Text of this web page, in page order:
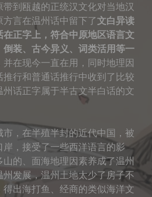
带到瓯越的正统汉文化对当地汉
言在温州话中留下了文白异读
在正字上，符合中原地区语言文
装、古今异义、词类活用等一
并在现今一直在用，同时地理因
行和普通话推行中收到了比较
话正字属于半古文半白话的文
，在半殖半封的近代中国，被
，接受了一些西洋语言的影
的、面海地理因素养成了温州
州发展，温州土地太少了房子不
出海打鱼、经商的类似海洋文